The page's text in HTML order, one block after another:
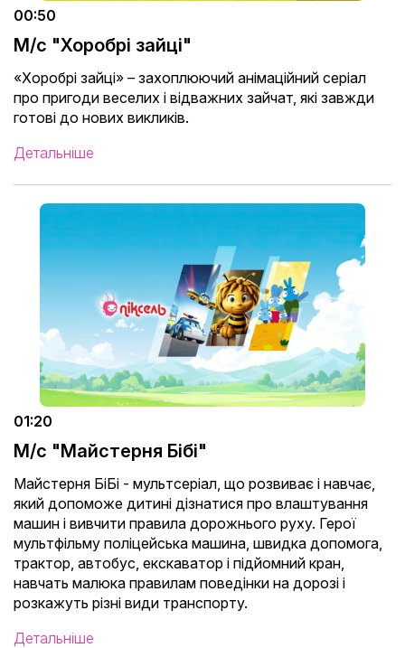
00:50
М/с "Хоробрі зайці"
«Хоробрі зайці» – захоплюючий анімаційний серіал
про пригоди веселих і відважних зайчат, які завжди
готові до нових викликів.
Детальніше
01:20
М/с "Майстерня Бібі"
Майстерня БіБі - мультсеріал, що розвиває і навчає,
який допоможе дитині дізнатися про влаштування
машин і вивчити правила дорожнього руху. Герої
мультфільму поліцейська машина, швидка допомога,
трактор, автобус, екскаватор і підйомний кран,
навчать малюка правилам поведінки на дорозі і
розкажуть різні види транспорту.
Детальніше